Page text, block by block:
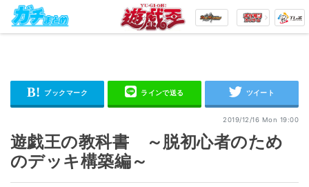
2019/12/16 Mon 19:00
遊戯王の教科書 ～脱初心者のため
のデッキ構築編～